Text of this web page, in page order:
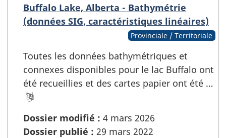
Buffalo Lake, Alberta - Bathymétrie
(données SIG, caractéristiques linéaires)
Provinciale / Territoriale
Toutes les données bathymétriques et
connexes disponibles pour le lac Buffalo ont
été recueillies et des cartes papier ont été …
Dossier modifié : 4 mars 2026
Dossier publié : 29 mars 2022